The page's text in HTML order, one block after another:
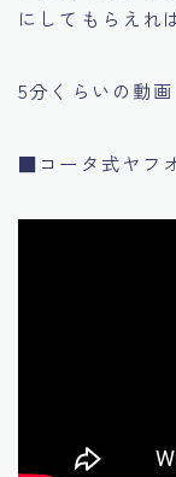
にしてもらえれ
5分くらいの動
■コータ式ヤフ